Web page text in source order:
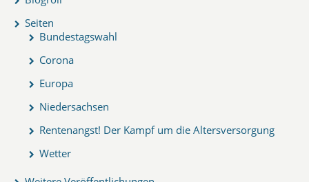
Seiten
Bundestagswahl
Corona
Europa
Niedersachsen
Rentenangst! Der Kampf um die Altersversorgung
Wetter